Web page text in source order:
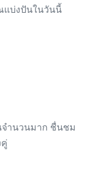
แบ่งปันในวันนี้
ำนวนมาก ชื่นชม